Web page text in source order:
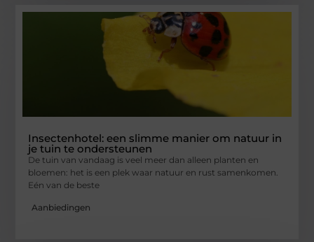
Insectenhotel: een slimme manier om natuur in
je tuin te ondersteunen
De tuin van vandaag is veel meer dan alleen planten en
bloemen: het is een plek waar natuur en rust samenkomen.
Eén van de beste
Aanbiedingen